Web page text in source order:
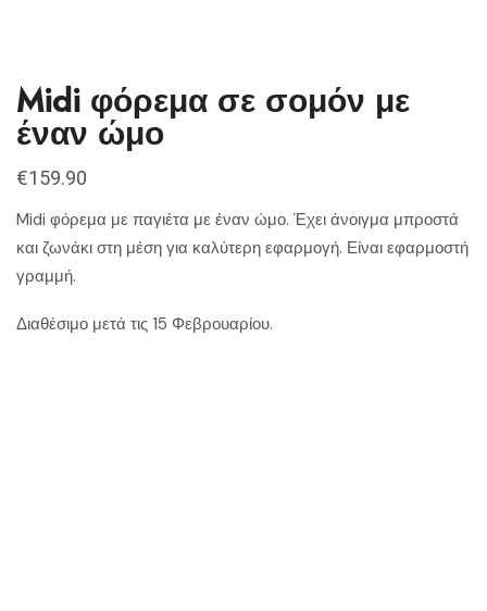
Midi φόρεμα σε σομόν με
έναν ώμο
€159.90
Midi φόρεμα με παγιέτα με έναν ώμο. Έχει άνοιγμα μπροστά
και ζωνάκι στη μέση για καλύτερη εφαρμογή. Είναι εφαρμοστή
γραμμή.
Διαθέσιμο μετά τις 15 Φεβρουαρίου.